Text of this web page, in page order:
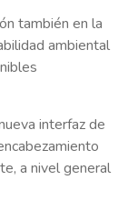
también en la
ambiental
interfaz de
a nivel general